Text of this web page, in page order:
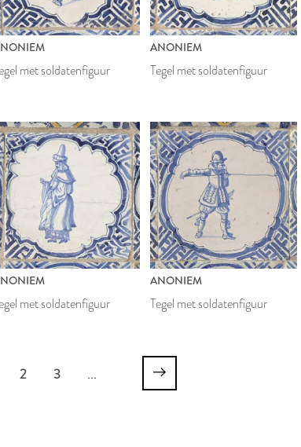
met soldatenfiguur
ANONIEM
Tegel met soldatenfiguur
met soldatenfiguur
ANONIEM
Tegel met soldatenfiguur
2 3 ...